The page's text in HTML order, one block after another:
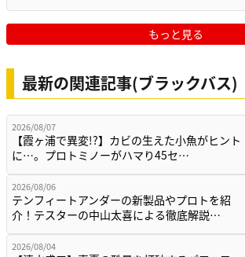
もっと見る
最新の関連記事(ブラックバス)
2026/08/07
【霞ヶ浦で異変!?】カビの生えた小魚がヒント
に…。プロトミノーがハマり45セ…
2026/08/06
テンフィートアンダーの新製品やプロトを紹
介！テスターの中山太喜による徹底解説…
2026/08/04